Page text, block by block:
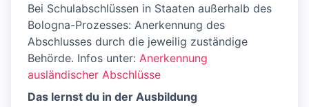
Bei Schulabschlüssen in Staaten außerhalb des
Bologna-Prozesses: Anerkennung des
Abschlusses durch die jeweilig zuständige
Behörde. Infos unter: Anerkennung
ausländischer Abschlüsse
Das lernst du in der Ausbildung